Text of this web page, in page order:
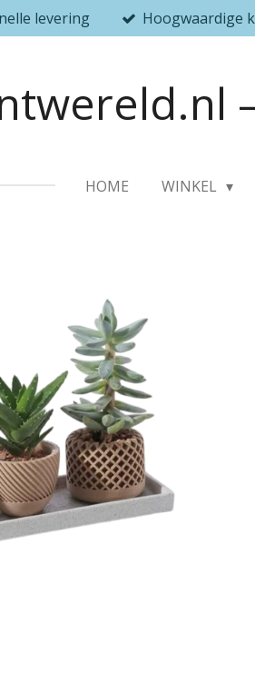
levering Hoogwaardige
HOME WINKEL